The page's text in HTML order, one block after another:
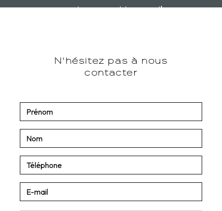
carrosserieangoumoisine@gmail.com
N'hésitez pas à nous
contacter